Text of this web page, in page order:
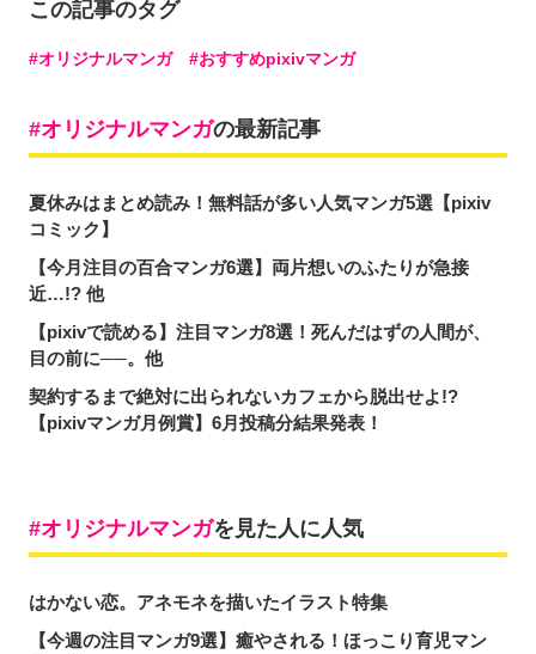
この記事のタグ
オリジナルマンガ おすすめpixivマンガ
オリジナルマンガの最新記事
夏休みはまとめ読み！無料話が多い人気マンガ5選【pixiv
コミック】
【今月注目の百合マンガ6選】両片想いのふたりが急接
近…!? 他
【pixivで読める】注目マンガ8選！死んだはずの人間が、
目の前に──。他
契約するまで絶対に出られないカフェから脱出せよ!?
【pixivマンガ月例賞】6月投稿分結果発表！
オリジナルマンガを見た人に人気
はかない恋。アネモネを描いたイラスト特集
【今週の注目マンガ9選】癒やされる！ほっこり育児マン